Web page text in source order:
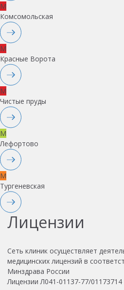
M
Комсомольская
M
Красные Ворота
M
Чистые пруды
M
Лефортово
M
Тургеневская
Лицензии
Сеть клиник осуществляет
медицинских лицензий в
Минздрава России
Лицензии Л041-01137-77/01173714